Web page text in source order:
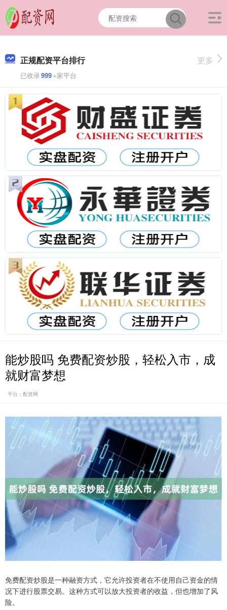
正规配资平台排行
已收录999+家平台
更多
能炒股吗 免费配资炒股，轻松入市，成
就财富梦想
平台：配资网
免费配资炒股是一种融资方式，它允许投资者在不使用自己资金的情
况下进行股票交易。这种方式可以放大投资者的收益，但也增加了风
险。